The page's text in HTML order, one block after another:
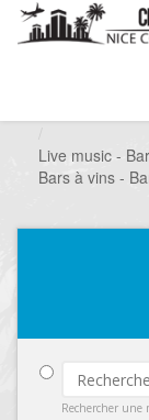
Live music -
Bars à vins -
Rechercher une